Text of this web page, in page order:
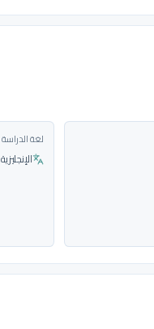
لغة الدراسة
الإنجليزية